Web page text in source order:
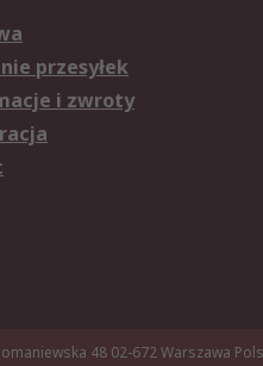
przesyłek
i zwroty
48 02-672 Warszawa